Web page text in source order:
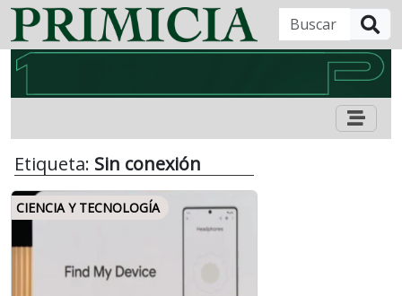
Etiqueta: Sin conexión
CIENCIA Y TECNOLOGÍA